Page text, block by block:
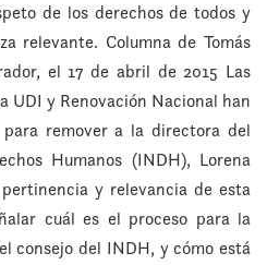
de los derechos de todos y
relevante. Columna de Tomás
el 17 de abril de 2015 Las
UDI y Renovación Nacional han
remover a la directora del
Humanos (INDH), Lorena
y relevancia de esta
cuál es el proceso para la
consejo del INDH, y cómo está